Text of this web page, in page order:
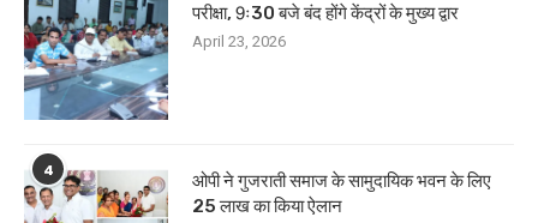
परीक्षा, 9ः30 बजे बंद होंगे केंद्रों के मुख्य द्वार
April 23, 2026
4
ओपी ने गुजराती समाज के सामुदायिक भवन के लिए
25 लाख का किया ऐलान